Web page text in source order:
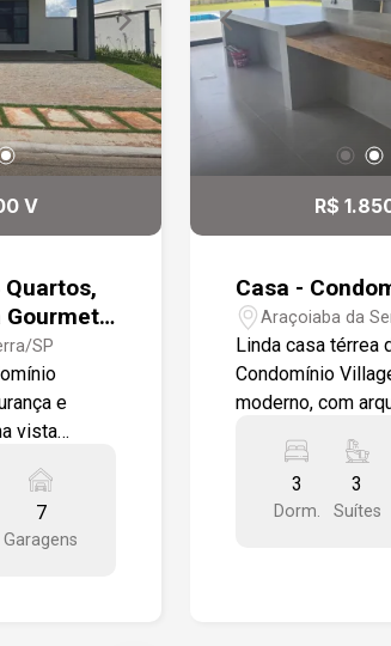
V
Gourmet
da
SP
e
vista
e
a
7
Garagens
R$
Casa -
Araçoiaba da
Serra/SP
Linda casa térrea
Condomínio Village
moderno, com
proporcionando
acessibilidade,
oferece
3
Dorm.
3
Suítes